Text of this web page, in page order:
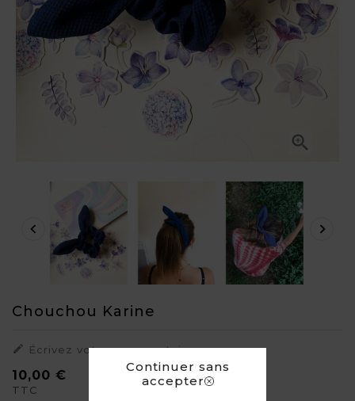
Continuer sans
accepter

 
Chouchou Karine
 Écrivez votre commentaire
10,00 €
TTC